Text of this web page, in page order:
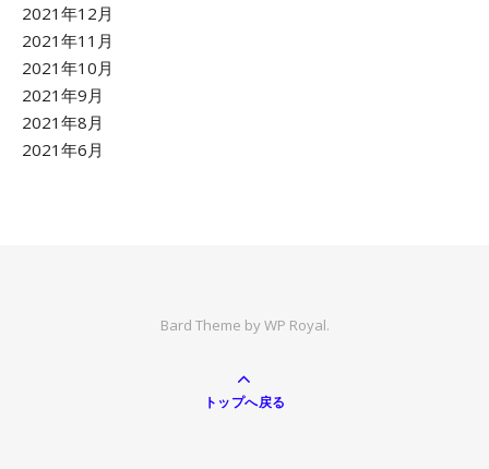
2021年12月
2021年11月
2021年10月
2021年9月
2021年8月
2021年6月
Bard Theme byWP Royal.
トップへ戻る